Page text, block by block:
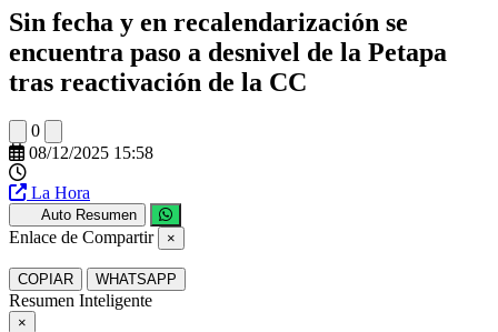
Sin fecha y en recalendarización se
encuentra paso a desnivel de la Petapa
tras reactivación de la CC
0
08/12/2025 15:58
La Hora
Auto Resumen
Enlace de Compartir ×
COPIAR WHATSAPP
Resumen Inteligente
×